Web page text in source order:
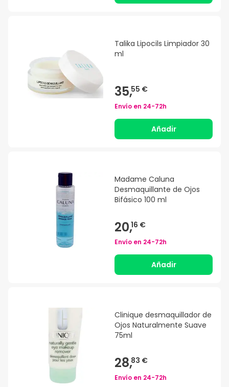
Talika Lipocils Limpiador 30
ml
35,55 €
Envío en 24-72h
Añadir
Madame Caluna
Desmaquillante de Ojos
Bifásico 100 ml
20,16 €
Envío en 24-72h
Añadir
Clinique desmaquillador de
Ojos Naturalmente Suave
75ml
28,83 €
Envío en 24-72h